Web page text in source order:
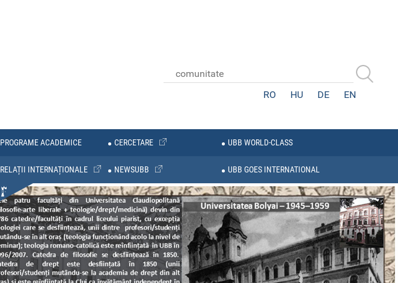
RO HU DE EN
PROGRAME ACADEMICE CERCETARE UBB WORLD-CLASS
RELAȚII INTERNAȚIONALE NEWSUBB UBB GOES INTERNATIONAL